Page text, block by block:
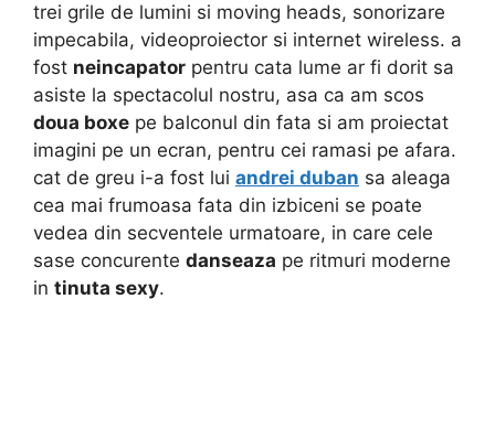
trei grile de lumini si moving heads, sonorizare
impecabila, videoproiector si internet wireless. a
fost neincapator pentru cata lume ar fi dorit sa
asiste la spectacolul nostru, asa ca am scos
doua boxe pe balconul din fata si am proiectat
imagini pe un ecran, pentru cei ramasi pe afara.
cat de greu i-a fost lui andrei duban sa aleaga
cea mai frumoasa fata din izbiceni se poate
vedea din secventele urmatoare, in care cele
sase concurente danseaza pe ritmuri moderne
in tinuta sexy.